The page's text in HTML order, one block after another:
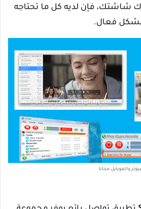
شاشتك، فإن لديه كل ما تحتاجه
بشكل فعال.